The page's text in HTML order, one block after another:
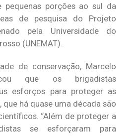
pequenas porções ao sul da
de pesquisa do Projeto
pela Universidade do
(UNEMAT).
de conservação, Marcelo
que os brigadistas
esforços para proteger as
que há quase uma década são
“Além de proteger a
se esforçaram para